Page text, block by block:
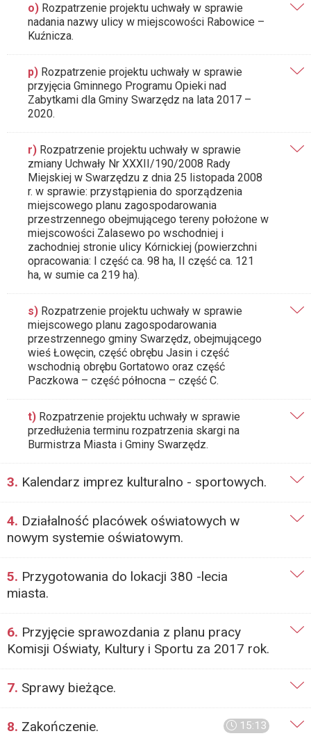
o) Rozpatrzenie projektu uchwały w sprawie
nadania nazwy ulicy w miejscowości Rabowice –
Kuźnicza.
p) Rozpatrzenie projektu uchwały w sprawie
przyjęcia Gminnego Programu Opieki nad
Zabytkami dla Gminy Swarzędz na lata 2017 –
2020.
r) Rozpatrzenie projektu uchwały w sprawie
zmiany Uchwały Nr XXXII/190/2008 Rady
Miejskiej w Swarzędzu z dnia 25 listopada 2008
r. w sprawie: przystąpienia do sporządzenia
miejscowego planu zagospodarowania
przestrzennego obejmującego tereny położone w
miejscowości Zalasewo po wschodniej i
zachodniej stronie ulicy Kórnickiej (powierzchni
opracowania: I część ca. 98 ha, II część ca. 121
ha, w sumie ca 219 ha).
s) Rozpatrzenie projektu uchwały w sprawie
miejscowego planu zagospodarowania
przestrzennego gminy Swarzędz, obejmującego
wieś Łowęcin, część obrębu Jasin i część
wschodnią obrębu Gortatowo oraz część
Paczkowa – część północna – część C.
t) Rozpatrzenie projektu uchwały w sprawie
przedłużenia terminu rozpatrzenia skargi na
Burmistrza Miasta i Gminy Swarzędz.
3. Kalendarz imprez kulturalno - sportowych.
4. Działalność placówek oświatowych w
nowym systemie oświatowym.
5. Przygotowania do lokacji 380 -lecia
miasta.
6. Przyjęcie sprawozdania z planu pracy
Komisji Oświaty, Kultury i Sportu za 2017 rok.
7. Sprawy bieżące.
15:13
8. Zakończenie.